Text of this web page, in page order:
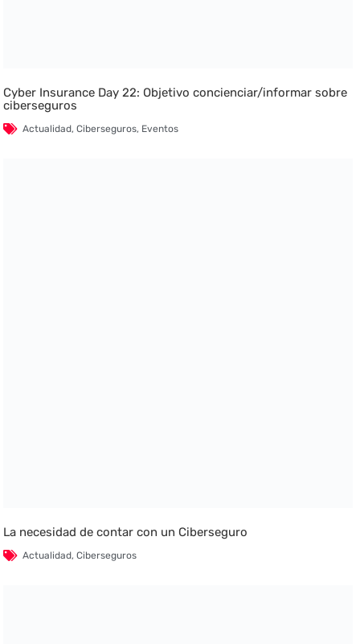
Cyber Insurance Day 22: Objetivo concienciar/informar sobre
ciberseguros
Actualidad,Ciberseguros, Eventos
La necesidad de contar con un Ciberseguro
Actualidad,Ciberseguros